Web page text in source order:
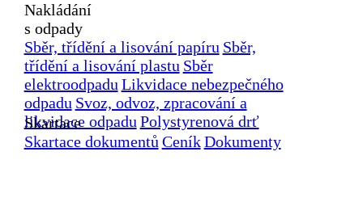
Nakládání
s odpady
Sběr, třídění a lisování papíru Sběr,
třídění a lisování plastu Sběr
elektroodpadu Likvidace nebezpečného
odpadu Svoz, odvoz, zpracování a
likvidace odpadu Polystyrenová drť
Skartace
Skartace dokumentů Ceník Dokumenty